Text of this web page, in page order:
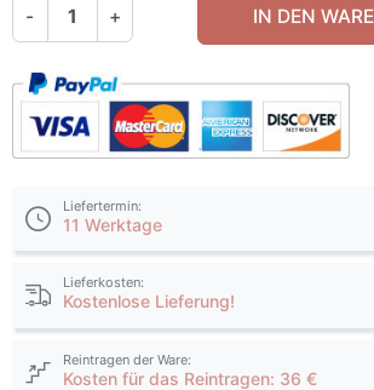
- + IN DEN
Liefertermin:
11 Werktage
Lieferkosten:
Kostenlose Lieferung!
Reintragen der Ware:
Kosten für das Reintragen: 36 €